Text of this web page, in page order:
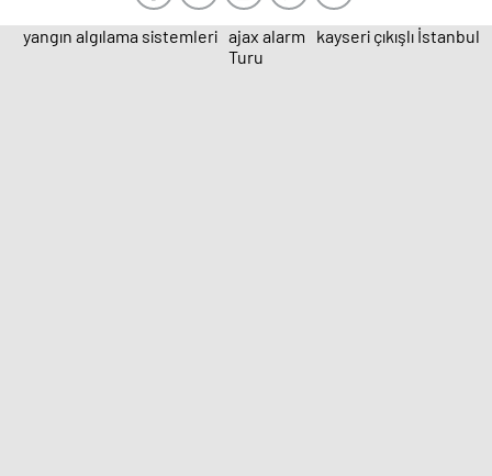
yangın algılama sistemleri ajax alarm
kayseri çıkışlı İstanbul
Turu